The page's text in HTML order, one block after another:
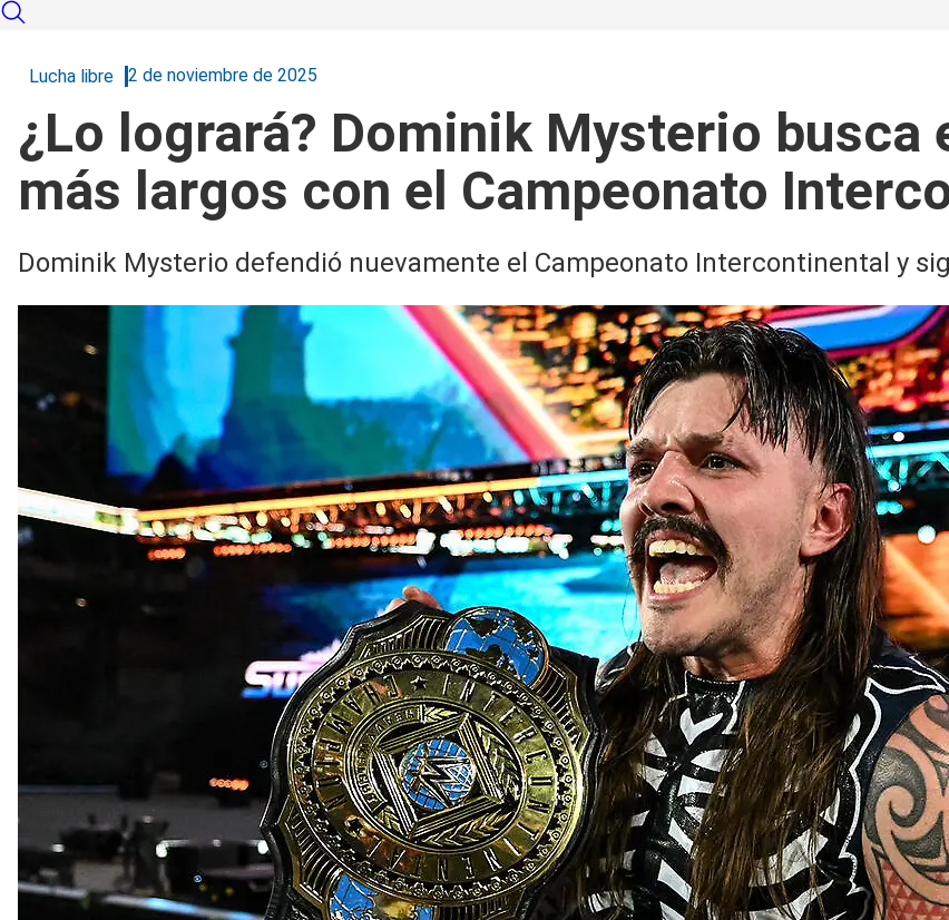
Lucha libre 2 de noviembre de 2025
¿Lo logrará? Dominik Mysterio busca
más largos con el Campeonato
Dominik Mysterio defendió nuevamente el Campeonato Intercontinental y